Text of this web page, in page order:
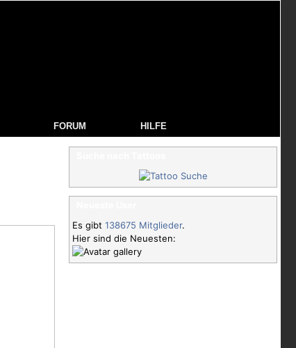
FORUM HILFE
Es gibt 138675 Mitglieder.
Hier sind die Neuesten: